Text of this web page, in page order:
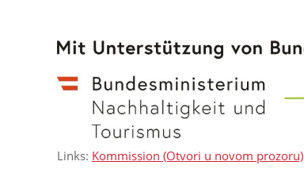
Links: Kommission (Otvori u novom prozoru)